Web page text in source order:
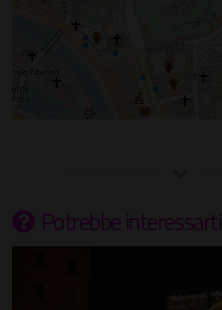
Potrebbe interessarti